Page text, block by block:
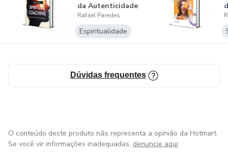
da Autenticidade
Rafael Paredes
Espiritualidade
Dúvidas frequentes
O conteúdo deste produto não representa a opinião da Hotmart.
Se você vir informações inadequadas, denuncie aqui